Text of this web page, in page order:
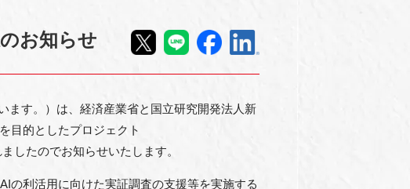
お知らせ
す。）は、経済産業省と国立研究開発法人新
目的としたプロジェクト
したのでお知らせいたします。
の利活用に向けた実証調査の支援等を実施する